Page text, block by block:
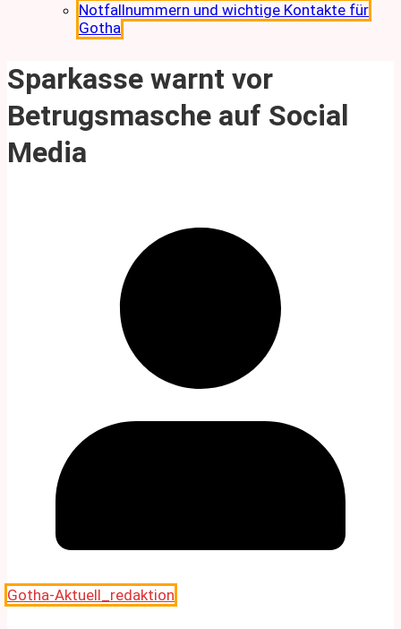
Notfallnummern und wichtige Kontakte für
Gotha
Sparkasse warnt vor
Betrugsmasche auf Social
Media
Gotha-Aktuell_redaktion